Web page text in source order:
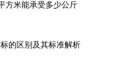
方米能承受多少公斤
的区别及其标准解析